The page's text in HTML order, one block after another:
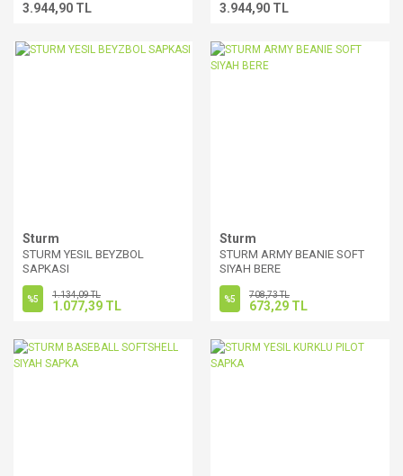
3.944,90 TL 3.944,90 TL
Sturm
STURM YESIL BEYZBOL
SAPKASI
%5 1.134,09 TL
1.077,39 TL
Sturm
STURM ARMY BEANIE SOFT
SIYAH BERE
%5 708,73 TL
673,29 TL